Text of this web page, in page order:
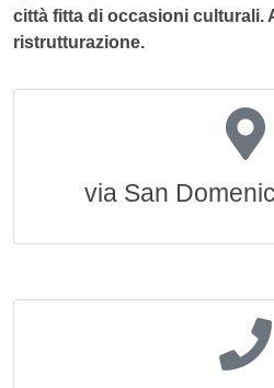
città fitta di occasioni culturali.
ristrutturazione.
via San